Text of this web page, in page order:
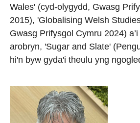
Wales' (cyd-olygydd, Gwasg
2015), 'Globalising Welsh
Gwasg Prifysgol Cymru 2024)
arobryn, 'Sugar and Slate'
hi'n byw gyda'i theulu yng